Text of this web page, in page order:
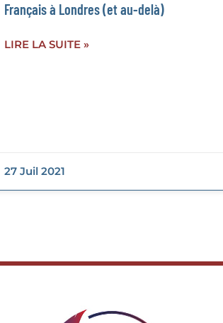
Français à Londres (et au-delà)
LIRE LA SUITE »
27 Juil 2021